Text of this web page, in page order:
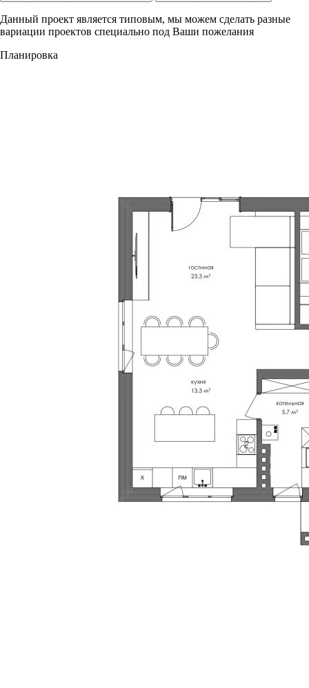
Данный проект является типовым, мы можем сделать разные
вариации проектов специально под Ваши пожелания
Планировка